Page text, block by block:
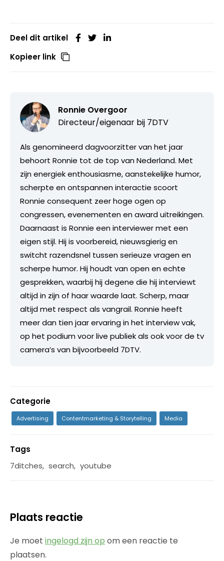
Deel dit artikel
Kopieer link
Ronnie Overgoor
Directeur/eigenaar bij 7DTV
Als genomineerd dagvoorzitter van het jaar
behoort Ronnie tot de top van Nederland. Met
zijn energiek enthousiasme, aanstekelijke humor,
scherpte en ontspannen interactie scoort
Ronnie consequent zeer hoge ogen op
congressen, evenementen en award uitreikingen.
Daarnaast is Ronnie een interviewer met een
eigen stijl. Hij is voorbereid, nieuwsgierig en
switcht razendsnel tussen serieuze vragen en
scherpe humor. Hij houdt van open en echte
gesprekken, waarbij hij degene die hij interviewt
altijd in zijn of haar waarde laat. Scherp, maar
altijd met respect als vangrail. Ronnie heeft
meer dan tien jaar ervaring in het interview vak,
op het podium voor live publiek als ook voor de tv
camera’s van bijvoorbeeld 7DTV.
Categorie
Advertising Contentmarketing & Storytelling Media
Tags
7ditches, search, youtube
Plaats reactie
Je moet ingelogd zijn op om een reactie te
plaatsen.